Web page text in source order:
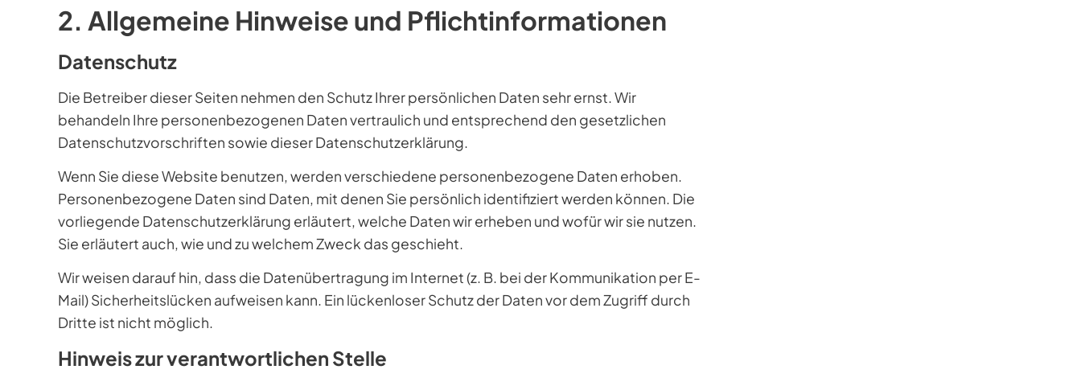
2. Allgemeine Hinweise und Pflicht­informationen
Datenschutz
Die Betreiber dieser Seiten nehmen den Schutz Ihrer persönlichen Daten sehr ernst. Wir
behandeln Ihre personenbezogenen Daten vertraulich und entsprechend den gesetzlichen
Datenschutzvorschriften sowie dieser Datenschutzerklärung.
Wenn Sie diese Website benutzen, werden verschiedene personenbezogene Daten erhoben.
Personenbezogene Daten sind Daten, mit denen Sie persönlich identifiziert werden können. Die
vorliegende Datenschutzerklärung erläutert, welche Daten wir erheben und wofür wir sie nutzen.
Sie erläutert auch, wie und zu welchem Zweck das geschieht.
Wir weisen darauf hin, dass die Datenübertragung im Internet (z. B. bei der Kommunikation per E-
Mail) Sicherheitslücken aufweisen kann. Ein lückenloser Schutz der Daten vor dem Zugriff durch
Dritte ist nicht möglich.
Hinweis zur verantwortlichen Stelle